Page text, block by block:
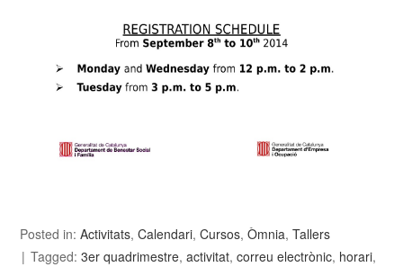
Posted in:Activitats,Calendari,Cursos,Òmnia,Tallers
Tagged:3er quadrimestre,activitat,correu electrònic, horari,